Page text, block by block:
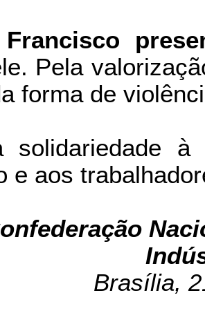
Francisco
Pela
forma de
solidariedade
e aos
Brasília,